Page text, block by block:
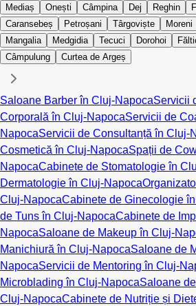
Mediaș
Onești Câmpina Dej Reghin
Caransebeș
Petroșani Târgoviște Moreni
Mangalia
Medgidia Tecuci Dorohoi
Câmpulung
Curtea de Argeș
Saloane Barber în Cluj-NapocaServicii
Corporală în Cluj-NapocaServicii de
NapocaServicii de Consultanță în Cluj-
Cosmetică în Cluj-NapocaSpații de
NapocaCabinete de Stomatologie în
Dermatologie în Cluj-Napoca
Cluj-NapocaCabinete de Ginecologie
de Tuns în Cluj-NapocaCabinete de
NapocaSaloane de Makeup în Cluj-
Manichiură în Cluj-NapocaSaloane de
NapocaServicii de Mentoring în Cluj-
Microblading în Cluj-NapocaSaloane
Cluj-NapocaCabinete de Nutriție și